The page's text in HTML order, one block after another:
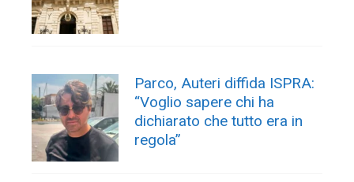
Parco, Auteri diffida ISPRA:
“Voglio sapere chi ha
dichiarato che tutto era in
regola”